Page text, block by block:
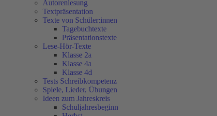
Autorenlesung
Textpräsentation
Texte von Schüler:innen
Tagebuchtexte
Präsentationstexte
Lese-Hör-Texte
Klasse 2a
Klasse 4a
Klasse 4d
Tests Schreibkompetenz
Spiele, Lieder, Übungen
Ideen zum Jahreskreis
Schuljahresbeginn